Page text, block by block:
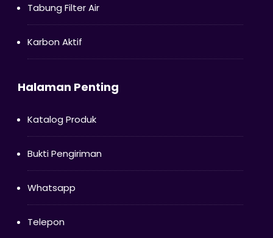
Tabung Filter Air
Karbon Aktif
Halaman Penting
Katalog Produk
Bukti Pengiriman
Whatsapp
Telepon